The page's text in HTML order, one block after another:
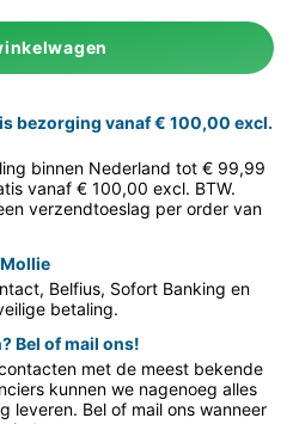
bezorging vanaf € 100,00 excl.
binnen Nederland tot € 99,99
vanaf € 100,00 excl. BTW.
verzendtoeslag per order van
Belfius, Sofort Banking en
betaling.
Bel of mail ons!
met de meest bekende
kunnen we nagenoeg alles
leveren. Bel of mail ons wanneer